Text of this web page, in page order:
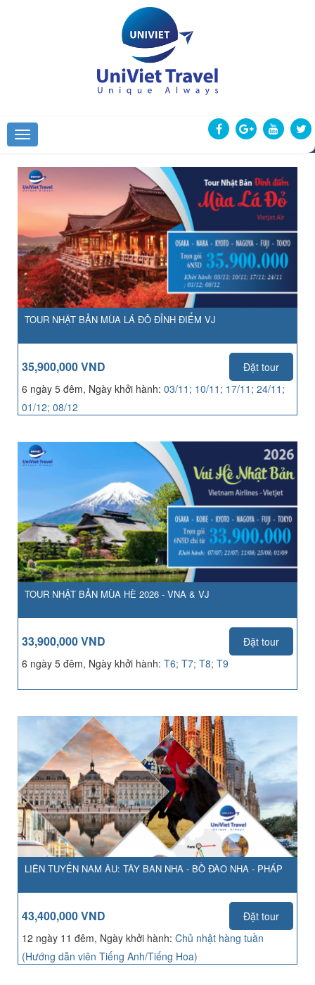
TOUR NHẬT BẢN MÙA LÁ ĐỎ ĐỈNH ĐIỂM VJ
35,900,000 VND
Đặt tour
6 ngày 5 đêm, Ngày khởi hành: 03/11; 10/11; 17/11; 24/11;
01/12; 08/12
TOUR NHẬT BẢN MÙA HÈ 2026 - VNA & VJ
33,900,000 VND
Đặt tour
6 ngày 5 đêm, Ngày khởi hành: T6; T7; T8; T9
LIÊN TUYẾN NAM ÂU: TÂY BAN NHA - BỒ ĐÀO NHA - PHÁP
43,400,000 VND
Đặt tour
12 ngày 11 đêm, Ngày khởi hành: Chủ nhật hàng tuần
(Hướng dẫn viên Tiếng Anh/Tiếng Hoa)